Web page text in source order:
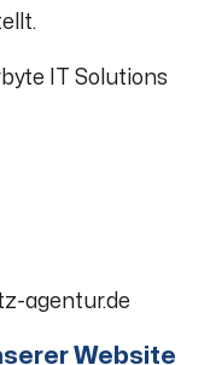
IT Solutions
agentur.de
Website